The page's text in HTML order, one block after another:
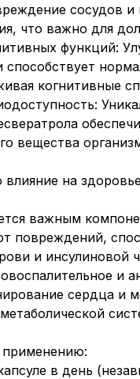
сосудов
что важно для
функций:
способствует
когнитивные
вещества
влияние на
важным
повреждений,
и инсулиновой
и
сердца и
в день